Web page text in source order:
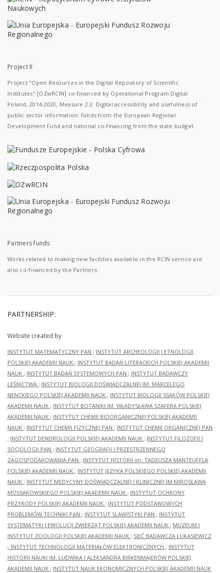
Project II
Project "Open Resources in the Digital Repository of Scientific
Institutes" [OZwRCIN] co-financed by Operational Program Digital
Poland, 2014-2020, Measure 2.3: Digital accessibility and usefulness of
public sector information; funds from the European Regional
Development Fund and national co-financing from the state budget.
Partners funds
Works related to making new facilities available in the RCIN service are
also co-financed by the Partners.
PARTNERSHIP:
Website created by
INSTYTUT MATEMATYCZNY PAN ; INSTYTUT ARCHEOLOGII I ETNOLOGII
POLSKIEJ AKADEMII NAUK ; INSTYTUT BADAŃ LITERACKICH POLSKIEJ AKADEMII
NAUK ; INSTYTUT BADAŃ SYSTEMOWYCH PAN ; INSTYTUT BADAWCZY
LEŚNICTWA ; INSTYTUT BIOLOGII DOŚWIADCZALNEJ IM. MARCELEGO
NENCKIEGO POLSKIEJ AKADEMII NAUK ; INSTYTUT BIOLOGII SSAKÓW POLSKIEJ
AKADEMII NAUK ; INSTYTUT BOTANIKI IM. WŁADYSŁAWA SZAFERA POLSKIEJ
AKADEMII NAUK ; INSTYTUT CHEMII BIOORGANICZNEJ POLSKIEJ AKADEMII
NAUK ; INSTYTUT CHEMII FIZYCZNEJ PAN ; INSTYTUT CHEMII ORGANICZNEJ PAN
; INSTYTUT DENDROLOGII POLSKIEJ AKADEMII NAUK ; INSTYTUT FILOZOFII I
SOCJOLOGII PAN ; INSTYTUT GEOGRAFII I PRZESTRZENNEGO
ZAGOSPODAROWANIA PAN ; INSTYTUT HISTORII im. TADEUSZA MANTEUFFLA
POLSKIEJ AKADEMII NAUK ; INSTYTUT JĘZYKA POLSKIEGO POLSKIEJ AKADEMII
NAUK ; INSTYTUT MEDYCYNY DOŚWIADCZALNEJ I KLINICZNEJ IM.MIROSŁAWA
MOSSAKOWSKIEGO POLSKIEJ AKADEMII NAUK ; INSTYTUT OCHRONY
PRZYRODY POLSKIEJ AKADEMII NAUK ; INSTYTUT PODSTAWOWYCH
PROBLEMÓW TECHNIKI PAN ; INSTYTUT SLAWISTYKI PAN ; INSTYTUT
SYSTEMATYKI I EWOLUCJI ZWIERZĄT POLSKIEJ AKADEMII NAUK ; MUZEUM I
INSTYTUT ZOOLOGII POLSKIEJ AKADEMII NAUK ; SIEĆ BADAWCZA ŁUKASIEWICZ
- INSTYTUT TECHNOLOGII MATERIAŁÓW ELEKTRONICZNYCH ; INSTYTUT
HISTORII NAUKI IM. LUDWIKA I ALEKSANDRA BIRKENMAJERÓW POLSKIEJ
AKADEMII NAUK ; INSTYTUT NAUK EKONOMICZNYCH POLSKIEJ AKADEMII NAUK